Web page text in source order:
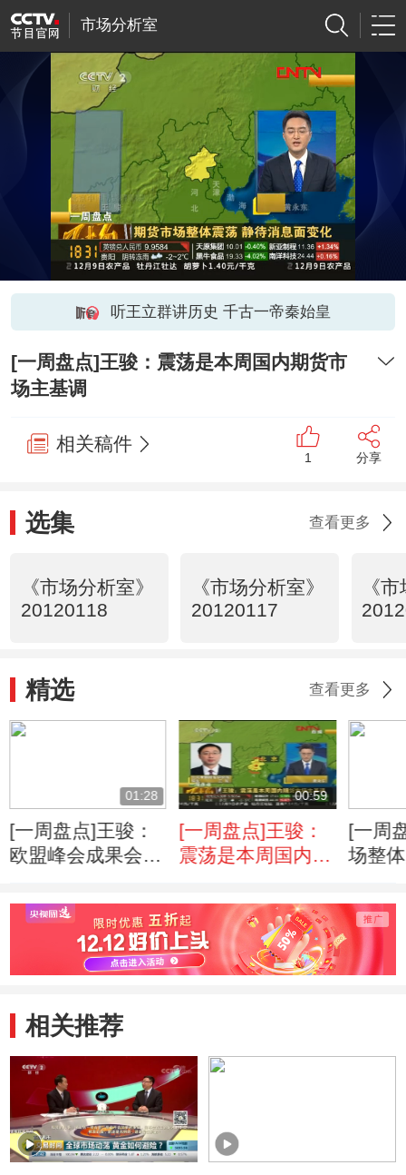
市场分析室
听王立群讲历史 千古一帝秦始皇
[一周盘点]王骏：震荡是本周国内期货市
场主基调
相关稿件
1 分享
选集 查看更多
《市场分析室》
20120118
《市场分析室》
20120117
《
精选 查看更多
01:28
[一周盘点]王骏：
欧盟峰会成果会影
00:59
[一周盘点]王骏：
震荡是本周国内期
[一周
场整
相关推荐